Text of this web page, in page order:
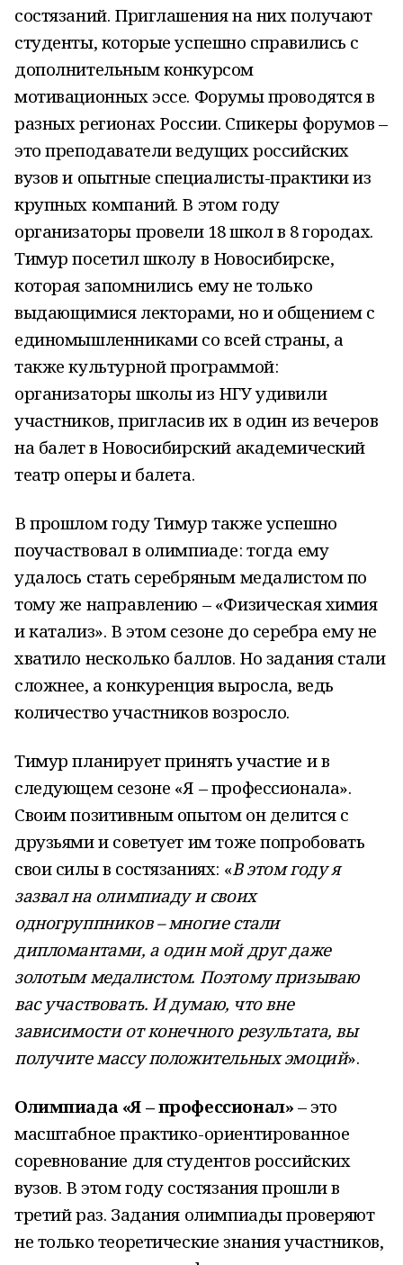
состязаний. Приглашения на них получают
студенты, которые успешно справились с
дополнительным конкурсом
мотивационных эссе. Форумы проводятся в
разных регионах России. Спикеры форумов –
это преподаватели ведущих российских
вузов и опытные специалисты-практики из
крупных компаний. В этом году
организаторы провели 18 школ в 8 городах.
Тимур посетил школу в Новосибирске,
которая запомнились ему не только
выдающимися лекторами, но и общением с
единомышленниками со всей страны, а
также культурной программой:
организаторы школы из НГУ удивили
участников, пригласив их в один из вечеров
на балет в Новосибирский академический
театр оперы и балета.
В прошлом году Тимур также успешно
поучаствовал в олимпиаде: тогда ему
удалось стать серебряным медалистом по
тому же направлению – «Физическая химия
и катализ». В этом сезоне до серебра ему не
хватило несколько баллов. Но задания стали
сложнее, а конкуренция выросла, ведь
количество участников возросло.
Тимур планирует принять участие и в
следующем сезоне «Я – профессионала».
Своим позитивным опытом он делится с
друзьями и советует им тоже попробовать
свои силы в состязаниях: «В этом году я
зазвал на олимпиаду и своих
одногруппников – многие стали
дипломантами, а один мой друг даже
золотым медалистом. Поэтому призываю
вас участвовать. И думаю, что вне
зависимости от конечного результата, вы
получите массу положительных эмоций».
Олимпиада «Я – профессионал» – это
масштабное практико-ориентированное
соревнование для студентов российских
вузов. В этом году состязания прошли в
третий раз. Задания олимпиады проверяют
не только теоретические знания участников,